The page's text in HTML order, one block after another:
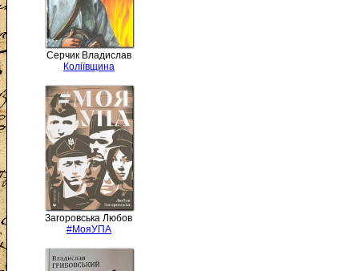
Серчик Владислав
Коліївщина
Загоровська Любов
#МояУПА